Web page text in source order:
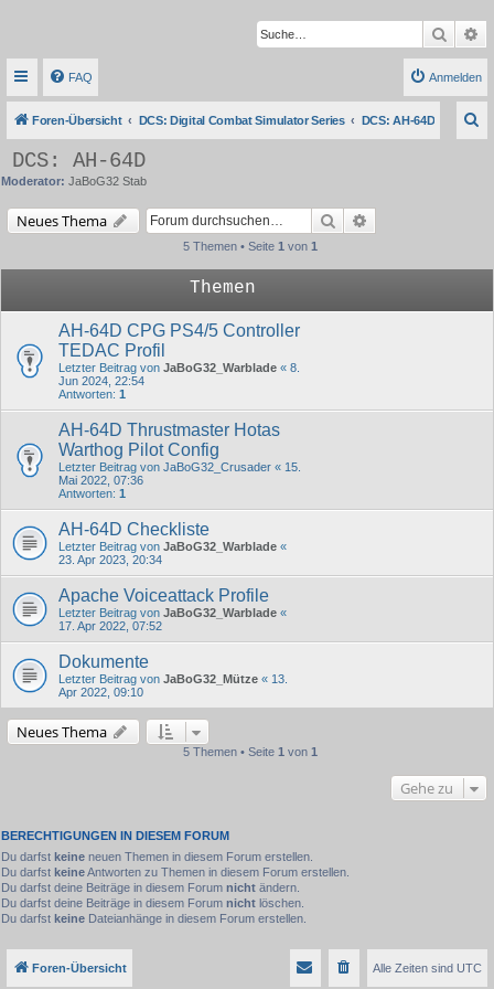
Suche
FAQ Anmelden
Foren-Übersicht DCS: Digital Combat Simulator Series DCS: AH-64D
DCS: AH-64D
Moderator: JaBoG32 Stab
Neues Thema Suche
5 Themen • Seite 1 von 1
Themen
AH-64D CPG PS4/5 Controller
TEDAC Profil
Letzter Beitrag von JaBoG32_Warblade « 8.
Jun 2024, 22:54
Antworten: 1
AH-64D Thrustmaster Hotas
Warthog Pilot Config
Letzter Beitrag von JaBoG32_Crusader « 15.
Mai 2022, 07:36
Antworten: 1
AH-64D Checkliste
Letzter Beitrag von JaBoG32_Warblade «
23. Apr 2023, 20:34
Apache Voiceattack Profile
Letzter Beitrag von JaBoG32_Warblade «
17. Apr 2022, 07:52
Dokumente
Letzter Beitrag von JaBoG32_Mütze « 13.
Apr 2022, 09:10
Neues Thema
5 Themen • Seite 1 von 1
Gehe zu
BERECHTIGUNGEN IN DIESEM FORUM
Du darfst keine neuen Themen in diesem Forum erstellen.
Du darfst keineAntworten zu Themen in diesem Forum erstellen.
Du darfst deine Beiträge in diesem Forum nicht ändern.
Du darfst deine Beiträge in diesem Forum nicht löschen.
Du darfst keine Dateianhänge in diesem Forum erstellen.
Foren-Übersicht Alle Zeiten sind UTC